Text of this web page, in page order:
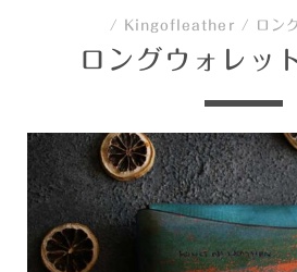
/ Kingofleather / ロン
ロングウォレ